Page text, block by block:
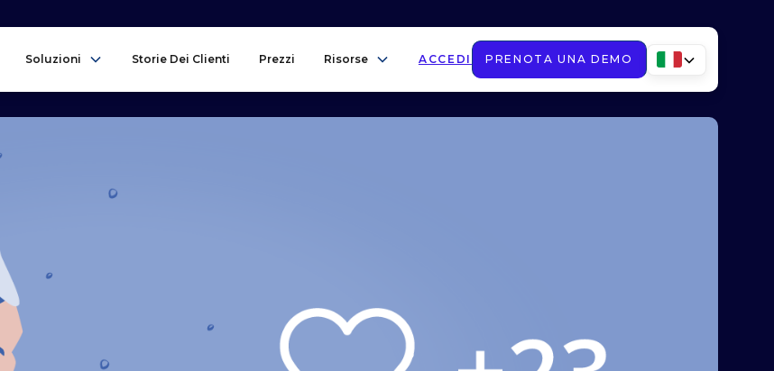
Soluzioni Storie Dei Clienti Prezzi Risorse ACCEDI PRENOTA UNA DEMO